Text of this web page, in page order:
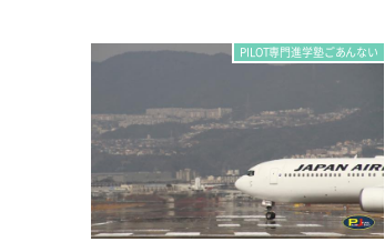
PILOT専門進学塾ごあんない